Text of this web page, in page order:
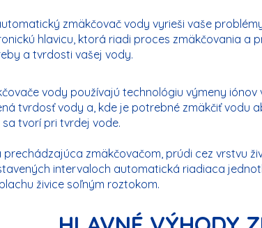
zmäkčovač vody vyrieši vaše
hlavicu, ktorá riadi proces zmäkčovania a
a tvrdosti vašej vody.
vody používajú technológiu výmeny
tvrdosť vody a, kde je potrebné zmäkčiť vodu
tvorí pri tvrdej vode.
zmäkčovačom, prúdi cez vrstvu
intervaloch automatická riadiaca
živice soľným roztokom.